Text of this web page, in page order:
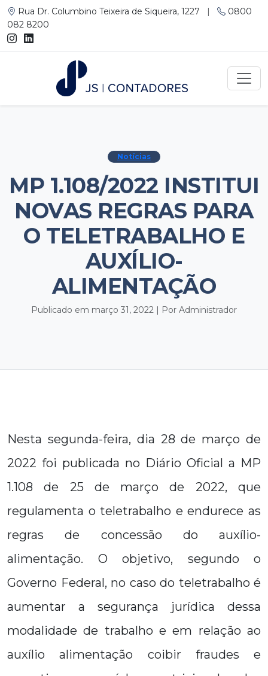
Rua Dr. Columbino Teixeira de Siqueira, 1227 |
0800
082 8200
Notícias
MP 1.108/2022 INSTITUI
NOVAS REGRAS PARA
O TELETRABALHO E
AUXÍLIO-
ALIMENTAÇÃO
Publicado em março 31, 2022 | Por Administrador
Nesta segunda-feira, dia 28 de março de
2022 foi publicada no Diário Oficial a MP
1.108 de 25 de março de 2022, que
regulamenta o teletrabalho e endurece as
regras de concessão do auxílio-
alimentação. O objetivo, segundo o
Governo Federal, no caso do teletrabalho é
aumentar a segurança jurídica dessa
modalidade de trabalho e em relação ao
auxílio alimentação coibir fraudes e